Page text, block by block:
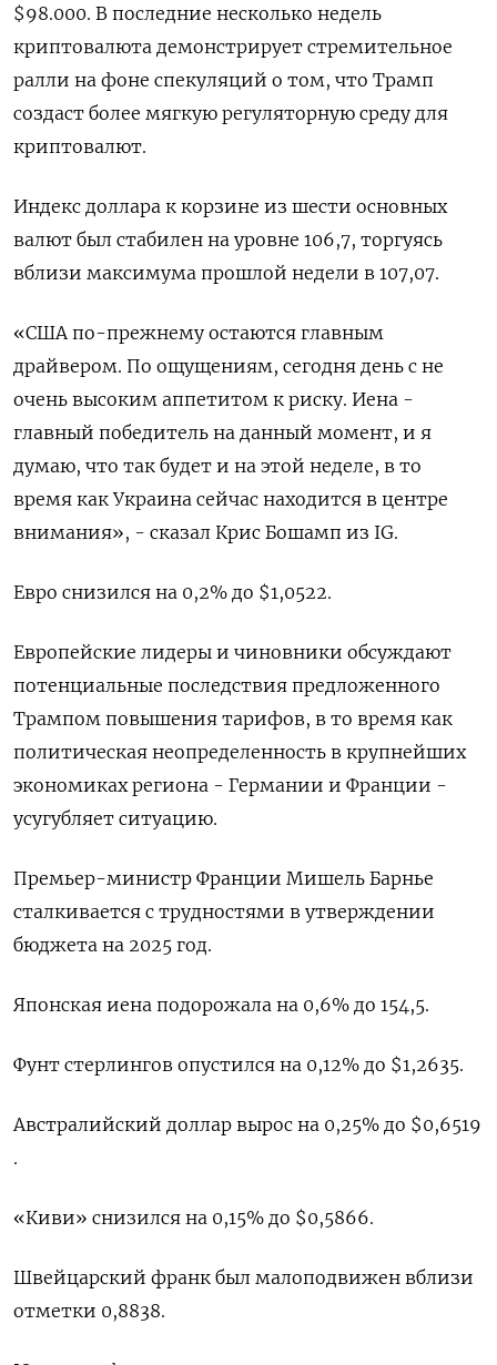
$98.000. В последние несколько недель
криптовалюта демонстрирует стремительное
ралли на фоне спекуляций о том, что Трамп
создаст более мягкую регуляторную среду для
криптовалют.
Индекс доллара к корзине из шести основных
валют был стабилен на уровне 106,7​, торгуясь
вблизи максимума прошлой недели в 107,07.
«США по-прежнему остаются главным
драйвером. По ощущениям, сегодня день с не
очень высоким аппетитом к риску. Иена -
главный победитель на данный момент, и я
думаю, что так будет и на этой неделе, в то
время как Украина сейчас находится в центре
внимания», - сказал Крис Бошамп из IG.
Евро снизился на 0,2% до $1,0522​.
Европейские лидеры и чиновники обсуждают
потенциальные последствия предложенного
Трампом повышения тарифов, в то время как
политическая неопределенность в крупнейших
экономиках региона - Германии и Франции -
усугубляет ситуацию.
Премьер-министр Франции Мишель Барнье
сталкивается с трудностями в утверждении
бюджета на 2025 год.
Японская иена подорожала на 0,6%​ до 154,5.
Фунт стерлингов опустился на 0,12% до $1,2635​.
Австралийский доллар вырос на 0,25% до $0,6519​
.
«Киви» снизился на 0,15% до $0,5866​.
Швейцарский франк был малоподвижен вблизи
отметки 0,8838​.